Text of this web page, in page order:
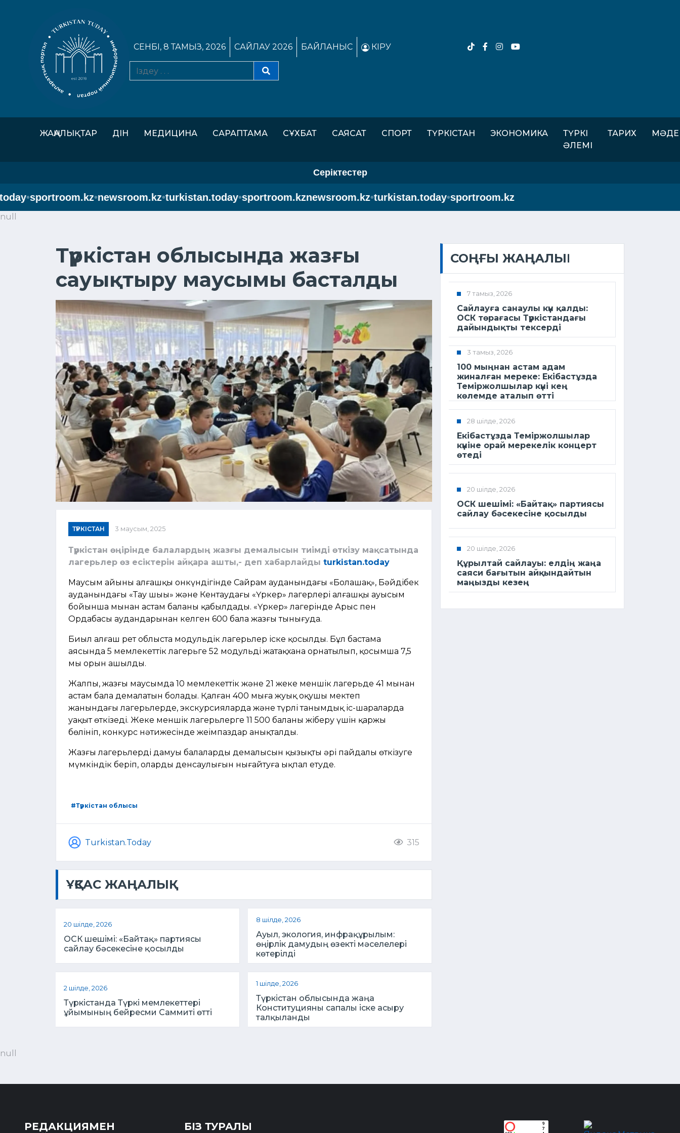
СЕНБІ, 8 ТАМЫЗ, 2026 САЙЛАУ 2026 БАЙЛАНЫС КІРУ
ЖАҢАЛЫҚТАР ДІН МЕДИЦИНА САРАПТАМА СҰХБАТ САЯСАТ СПОРТ ТҮРКІСТАН ЭКОНОМИКА
ТҮРКІ
ӘЛЕМІ
ТАРИХ
Серіктестер
•sportroom.kz•newsroom.kz•turkistan.today•sportroom.kznewsroom.kz•turkistan.today•sportroom.kz
null
Түркістан облысында жазғы
сауықтыру маусымы басталды
ТҮРКІСТАН 3 маусым, 2025
Түркістан өңірінде балалардың жазғы демалысын тиімді өткізу мақсатында
лагерьлер өз есіктерін айқара ашты,- деп хабарлайды turkistan.today
Маусым айының алғашқы онкүндігінде Сайрам ауданындағы «Болашақ», Бәйдібек
ауданындағы «Тау шыңы» және Кентаудағы «Үркер» лагерлері алғашқы ауысым
бойынша мыңнан астам баланы қабылдады. «Үркер» лагерінде Арыс пен
Ордабасы аудандарынан келген 600 бала жазғы тынығуда.
Биыл алғаш рет облыста модульдік лагерьлер іске қосылды. Бұл бастама
аясында 5 мемлекеттік лагерьге 52 модульді жатақхана орнатылып, қосымша 7,5
мың орын ашылды.
Жалпы, жазғы маусымда 10 мемлекеттік және 21 жеке меншік лагерьде 41 мыңнан
астам бала демалатын болады. Қалған 400 мыңға жуық оқушы мектеп
жанындағы лагерьлерде, экскурсияларда және түрлі танымдық іс-шараларда
уақыт өткізеді. Жеке меншік лагерьлерге 11 500 баланы жіберу үшін қаржы
бөлініп, конкурс нәтижесінде жеңімпаздар анықталды.
Жазғы лагерьлердің дамуы балалардың демалысын қызықты әрі пайдалы өткізуге
мүмкіндік беріп, олардың денсаулығын нығайтуға ықпал етуде.
#Түркістан облысы
Turkistan.Today 315
ҰҚСАС ЖАҢАЛЫҚ
20 шілде, 2026
ОСК шешімі: «Байтақ» партиясы
сайлау бәсекесіне қосылды
8 шілде, 2026
Ауыл, экология, инфрақұрылым:
өңірлік дамудың өзекті мәселелері
көтерілді
2 шілде, 2026
Түркістанда Түркі мемлекеттері
ұйымының бейресми Саммиті өтті
1 шілде, 2026
Түркістан облысында жаңа
Конституцияны сапалы іске асыру
талқыланды
СОҢҒЫ ЖАҢАЛЫҚ
7 тамыз, 2026
Сайлауға санаулы күн қалды:
ОСК төрағасы Түркістандағы
дайындықты тексерді
3 тамыз, 2026
100 мыңнан астам адам
жиналған мереке: Екібастұзда
Теміржолшылар күні кең
көлемде аталып өтті
28 шілде, 2026
Екібастұзда Теміржолшылар
күніне орай мерекелік концерт
өтеді
20 шілде, 2026
ОСК шешімі: «Байтақ» партиясы
сайлау бәсекесіне қосылды
20 шілде, 2026
Құрылтай сайлауы: елдің жаңа
саяси бағытын айқындайтын
маңызды кезең
null
РЕДАКЦИЯМЕН
БІЗ ТУРАЛЫ